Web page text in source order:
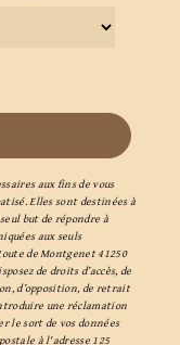
aux fins de vous
Elles sont destinées à
but de répondre à
aux seuls
de Montgenet 41250
de droits d’accès, de
d’opposition, de retrait
une réclamation
le sort de vos données
à l'adresse 125